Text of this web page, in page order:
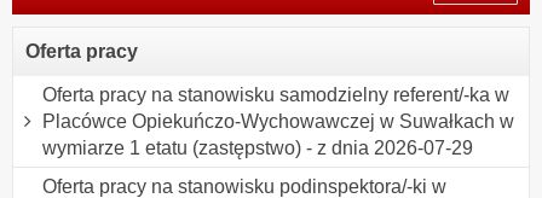
Oferta pracy
Oferta pracy na stanowisku samodzielny referent/-ka w
Placówce Opiekuńczo-Wychowawczej w Suwałkach w
wymiarze 1 etatu (zastępstwo) - z dnia 2026-07-29
Oferta pracy na stanowisku podinspektora/-ki w